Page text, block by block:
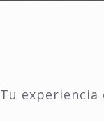
Tu